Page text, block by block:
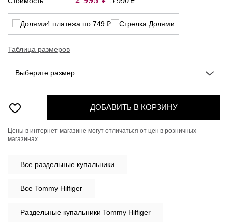
4 платежа по 749 ₽
Таблица размеров
Выберите размер
ДОБАВИТЬ В КОРЗИНУ
Цены в интернет-магазине могут отличаться от цен в розничных
магазинах
Все раздельные купальники
Все Tommy Hilfiger
Раздельные купальники Tommy Hilfiger